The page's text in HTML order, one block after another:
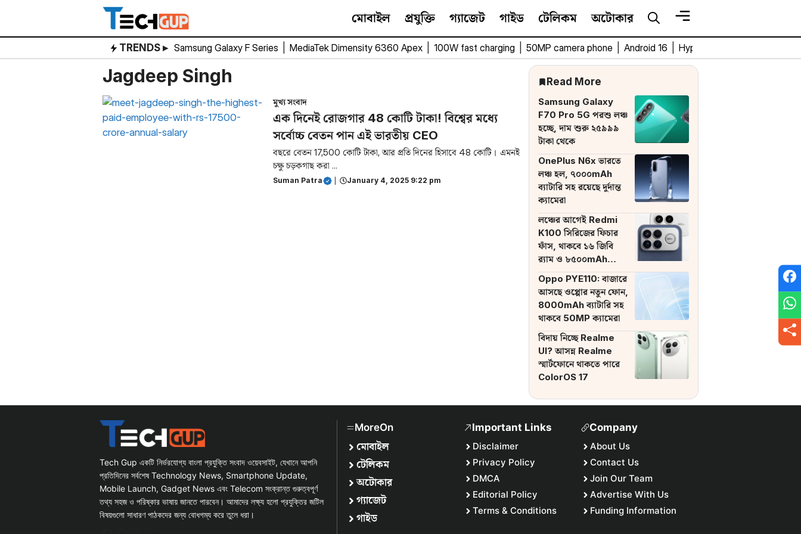
content
মোবাইল প্রযুক্তি গ্যাজেট গাইড টেলিকম অটোকার
TRENDS ▸ Samsung Galaxy F Series MediaTek Dimensity 6360 Apex 100W fast charging 50MP camera phone Android 16 HyperOS 3
Jagdeep Singh
মুখ্য সংবাদ
এক দিনেই রোজগার 48 কোটি টাকা! বিশ্বের মধ্যে
সর্বোচ্চ বেতন পান এই ভারতীয় CEO
বছরে বেতন 17,500 কোটি টাকা, আর প্রতি দিনের হিসাবে 48 কোটি। এমনই
চক্ষু চড়কগাছ করা ...
Suman Patra January 4, 2025 9:22 pm
Read More
Samsung Galaxy
F70 Pro 5G পরশু লঞ্চ
হচ্ছে, দাম শুরু ২৫৯৯৯
টাকা থেকে
OnePlus N6x ভারতে
লঞ্চ হল, ৭০০০mAh
ব্যাটারি সহ রয়েছে দুর্দান্ত
ক্যামেরা
লঞ্চের আগেই Redmi
K100 সিরিজের ফিচার
ফাঁস, থাকবে ১৬ জিবি
র‌্যাম ও ৮৫০০mAh
ব্যাটারি
Oppo PYE110: বাজারে
আসছে ওপ্পোর নতুন ফোন,
8000mAh ব্যাটারি সহ
থাকবে 50MP ক্যামেরা
বিদায় নিচ্ছে Realme
UI? আসন্ন Realme
স্মার্টফোনে থাকতে পারে
ColorOS 17
Tech Gup একটি নির্ভরযোগ্য বাংলা প্রযুক্তি সংবাদ ওয়েবসাইট, যেখানে আপনি
প্রতিদিনের সর্বশেষ Technology News, Smartphone Update,
Mobile Launch, Gadget News এবং Telecom সংক্রান্ত গুরুত্বপূর্ণ
তথ্য সহজ ও পরিষ্কার ভাষায় জানতে পারবেন। আমাদের লক্ষ্য হলো প্রযুক্তির জটিল
বিষয়গুলো সাধারণ পাঠকদের জন্য বোধগম্য করে তুলে ধরা।
MoreOn
মোবাইল
টেলিকম
অটোকার
গ্যাজেট
গাইড
Important Links
Disclaimer
Privacy Policy
DMCA
Editorial Policy
Terms & Conditions
Company
About Us
Contact Us
Join Our Team
Advertise With Us
Funding Information